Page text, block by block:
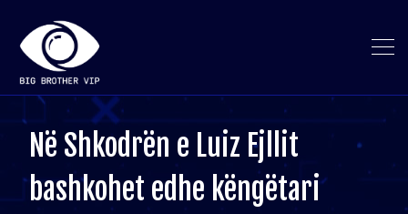
Në Shkodrën e Luiz Ejllit
bashkohet edhe këngëtari